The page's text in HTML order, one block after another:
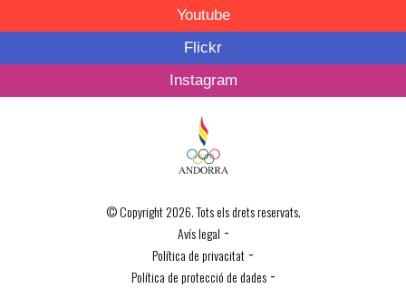
Youtube
Flickr
Instagram
© Copyright 2026. Tots els drets reservats.
Avís legal -
Política de privacitat -
Política de protecció de dades-